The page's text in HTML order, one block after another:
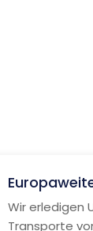
Wir erledigen
Transporte